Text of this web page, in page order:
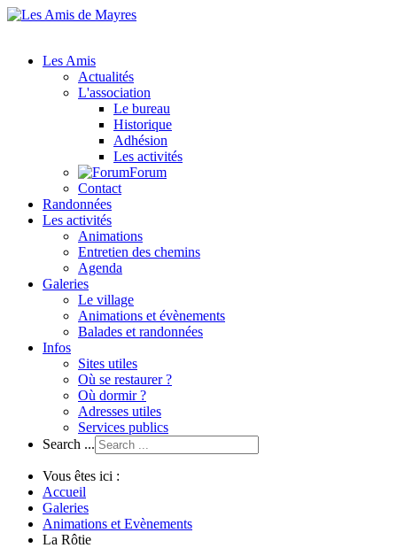
Les Amis
Actualités
L'association
Le bureau
Historique
Adhésion
Les activités
Forum
Contact
Randonnées
Les activités
Animations
Entretien des chemins
Agenda
Galeries
Le village
Animations et évènements
Balades et randonnées
Infos
Sites utiles
Où se restaurer ?
Où dormir ?
Adresses utiles
Services publics
Search ...
Vous êtes ici :
Accueil
Galeries
Animations et Evènements
La Rôtie